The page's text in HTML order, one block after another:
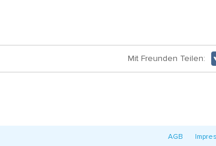
Mit Freunden Teilen:
AGB